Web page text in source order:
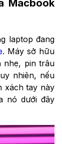
Macbook
laptop đang
. Máy sở hữu
nhẹ, pin trâu
nhiên, nếu
xách tay này
nó dưới đây